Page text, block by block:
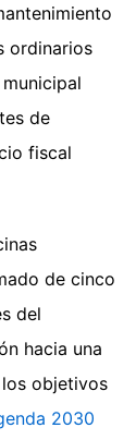
ordinarios
de
fiscal
de cinco
del
hacia una
objetivos
2030